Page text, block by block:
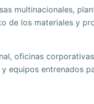
multinacionales,
de los materiales y
oficinas
equipos entrenados